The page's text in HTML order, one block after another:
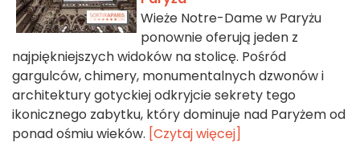
Wieże Notre-Dame w Paryżu
ponownie oferują jeden z
najpiękniejszych widoków na stolicę. Pośród
gargulców, chimery, monumentalnych dzwonów i
architektury gotyckiej odkryjcie sekrety tego
ikonicznego zabytku, który dominuje nad Paryżem od
ponad ośmiu wieków. [Czytaj więcej]